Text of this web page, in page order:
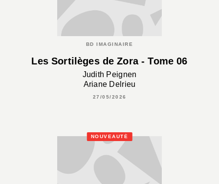
BD IMAGINAIRE
Les Sortilèges de Zora - Tome 06
Judith Peignen
Ariane Delrieu
27/05/2026
NOUVEAUTÉ